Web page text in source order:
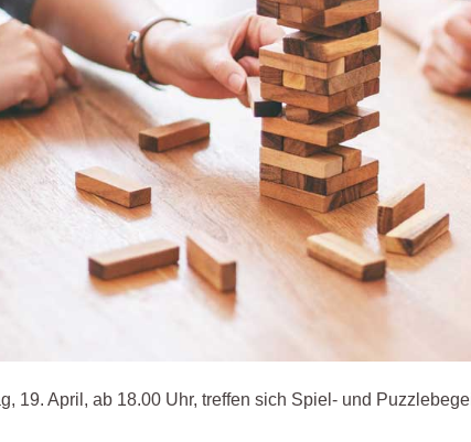
19. April, ab 18.00 Uhr, treffen sich Spiel- und